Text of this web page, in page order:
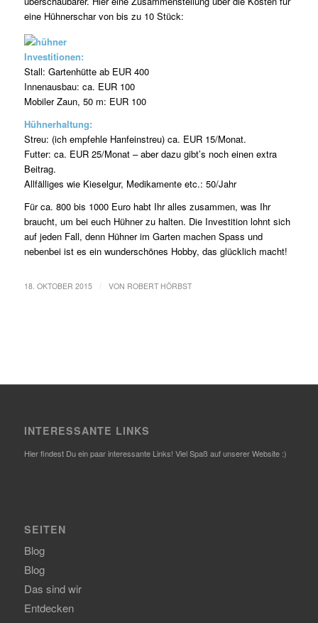
eine Hühnerschar von bis zu 10 Stück:
Investitionen:
Stall: Gartenhütte ab EUR 400
Innenausbau: ca. EUR 100
Mobiler Zaun, 50 m: EUR 100
Hühnerhaltung:
Streu: (ich empfehle Hanfeinstreu) ca. EUR 15/Monat.
Futter: ca. EUR 25/Monat – aber dazu gibt’s noch einen extra
Beitrag.
Allfälliges wie Kieselgur, Medikamente etc.: 50/Jahr
Für ca. 800 bis 1000 Euro habt Ihr alles zusammen, was Ihr
braucht, um bei euch Hühner zu halten. Die Investition lohnt sich
auf jeden Fall, denn Hühner im Garten machen Spass und
nebenbei ist es ein wunderschönes Hobby, das glücklich macht!
18. OKTOBER 2015 VON ROBERT HÖRBST
INTERESSANTE LINKS
Hier findest Du ein paar interessante Links! Viel Spaß auf unserer Website :)
SEITEN
Blog
Blog
Das sind wir
Entdecken